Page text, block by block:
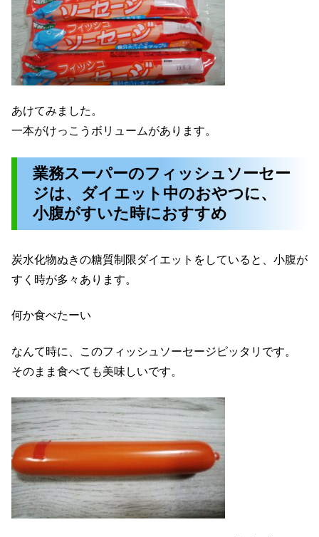
あけてみました。
一本がけっこうボリュームがあります。
業務スーパーのフィッシュソーセー
ジは、ダイエット中のおやつに、
小腹がすいた時におすすめ
炭水化物ぬきの糖質制限ダイエットをしていると、小腹が
すく時が多々あります。
何か食べたーい
なんて時に、このフィッシュソーセージピッタリです。
そのまま食べても美味しいです。